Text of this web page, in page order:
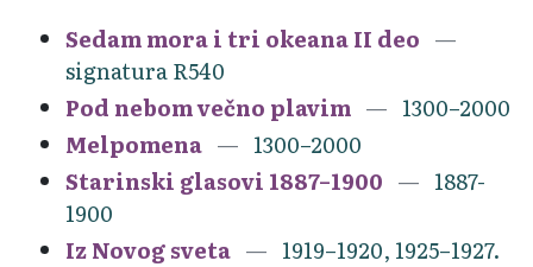
Sedam mora i tri okeana II deo
signatura R540
Pod nebom večno plavim
1300–2000
Melpomena
1300–2000
Starinski glasovi 1887–1900
1887-
1900
Iz Novog sveta
1919–1920, 1925–1927.